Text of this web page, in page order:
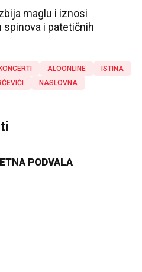
maglu i iznosi
i patetičnih
KONCERTI ALOONLINE
ISTINA
NASLOVNA
PODVALA